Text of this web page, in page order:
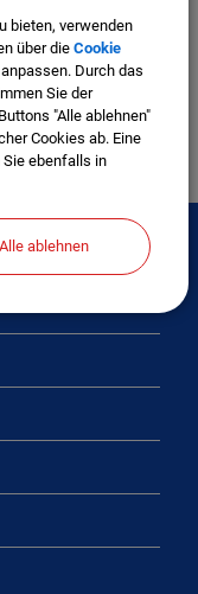
bieten, verwenden
über die Cookie
Durch das
Sie der
"Alle ablehnen"
Cookies ab. Eine
ebenfalls in
Alle ablehnen